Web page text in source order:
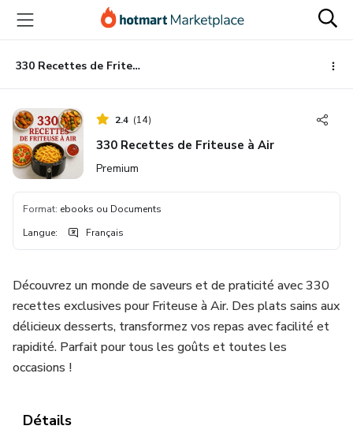
vers
contenu
principal
vers
bas
de
330 Recettes de Friteuse à Air
2.4 (14)
330 Recettes de Friteuse à Air
Premium
Format: ebooks ou Documents
Langue: Français
Découvrez un monde de saveurs et de praticité avec 330
recettes exclusives pour Friteuse à Air. Des plats sains aux
délicieux desserts, transformez vos repas avec facilité et
rapidité. Parfait pour tous les goûts et toutes les
occasions !
Détails